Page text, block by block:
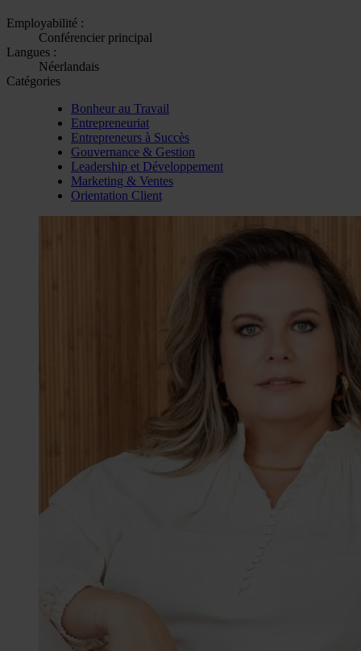
Employabilité :
Conférencier principal
Langues :
Néerlandais
Catégories
Bonheur au Travail
Entrepreneuriat
Entrepreneurs à Succès
Gouvernance & Gestion
Leadership et Développement
Marketing & Ventes
Orientation Client